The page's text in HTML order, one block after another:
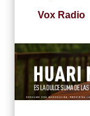
Vox Radio